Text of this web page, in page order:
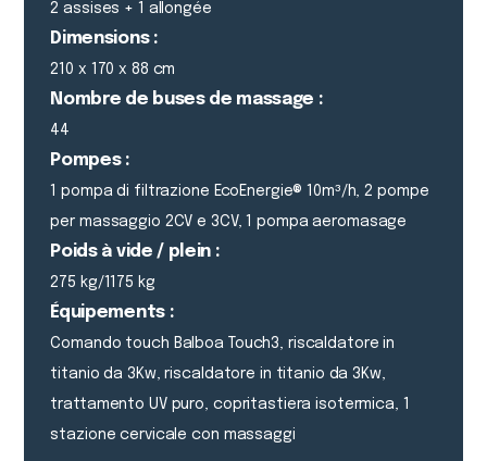
2 assises + 1 allongée
Dimensions :
210 x 170 x 88 cm
Nombre de buses de massage :
44
Pompes :
1 pompa di filtrazione EcoEnergie® 10m³/h, 2 pompe
per massaggio 2CV e 3CV, 1 pompa aeromasage
Poids à vide / plein :
275 kg/1175 kg
Équipements :
Comando touch Balboa Touch3, riscaldatore in
titanio da 3Kw, riscaldatore in titanio da 3Kw,
trattamento UV puro, copritastiera isotermica, 1
stazione cervicale con massaggi